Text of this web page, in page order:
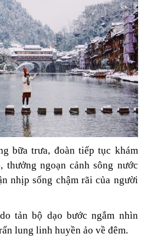
bữa trưa, đoàn tiếp tục khám
thưởng ngoạn cảnh sông nước
nhịp sống chậm rãi của người
tản bộ dạo bước ngắm nhìn
lung linh huyền ảo về đêm.